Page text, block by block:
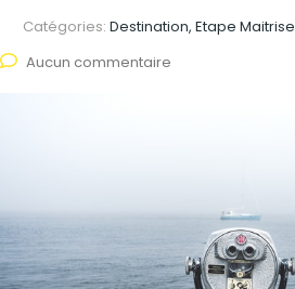
Catégories: Destination, Etape Maitrise
Aucun commentaire